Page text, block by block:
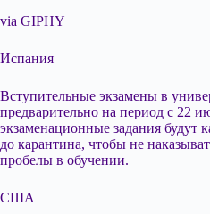
via GIPHY
Испания
Вступительные экзамены в
предварительно на период с 22
экзаменационные задания будут
до карантина, чтобы не
пробелы в обучении.
США